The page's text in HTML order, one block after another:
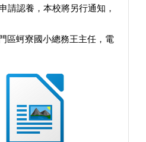
請認養，本校將另行通知，
區蚵寮國小總務王主任，電